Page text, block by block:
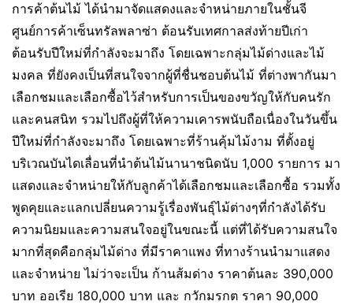
การค้าต้นไม้ ได้นำมาจัดแสดงและจำหน่ายภายในชั้นจี
ศูนย์การค้าเซ็นทรัลพลาซ่า ต้อนรับเทศกาลส่งท้ายปีเก่า
ต้อนรับปีใหม่ที่กำลังจะมาถึง โดยเฉพาะกลุ่มไม้ด่างและไม้
มงคล ที่ยังคงเป็นที่สนใจจากผู้ที่ชื่นชอบต้นไม้ ที่ต่างพากันมา
เลือกชมและเลือกซื้อไว้สำหรับการเป็นของขวัญให้กับคนรัก
และคนสนิท รวมไปถึงผู้ที่ให้ความเคารพนับถือเนื่องในวันขึ้น
ปีใหม่ที่กำลังจะมาถึง โดยเฉพาะที่ร้านคุ้มไม้งาม ที่ตั้งอยู่
บริเวณบันไดเลื่อนที่นำต้นไม้นานาชนิดนับ 1,000 รายการ มา
แสดงและจำหน่ายให้กับลูกค้าได้เลือกชมและเลือกซื้อ รวมทั้ง
พูดคุยและแลกเปลี่ยนความรู้เรื่องพันธุ์ไม้ต่างๆที่กำลังได้รับ
ความนิยมและความสนใจอยู่ในขณะนี้ แต่ที่ได้รับความสนใจ
มากที่สุดคือกลุ่มไม้ด่าง ที่มีราคาแพง ที่ทางร้านนำมาแสดง
และจำหน่าย ไม่ว่าจะเป็น ก้านส้มด่าง ราคาต้นละ 390,000
บาท ออเรีย 180,000 บาท และ กวักมรกต ราคา 90,000